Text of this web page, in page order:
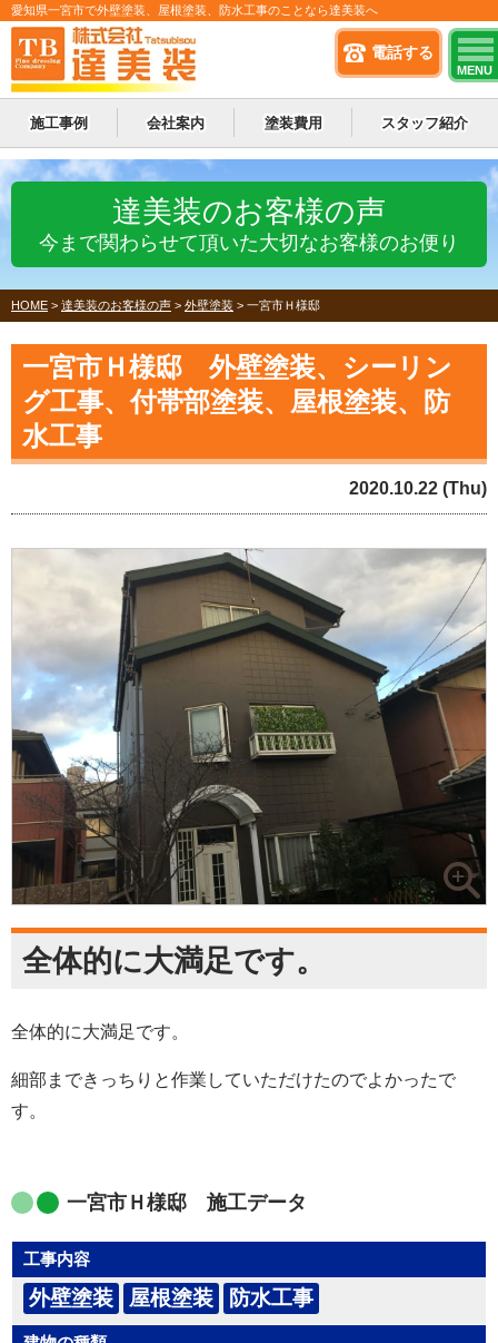
電話する
MENU
愛知県一宮市で外壁塗装、屋根塗装、防水工事のことなら達美装へ
施工事例 会社案内 塗装費用 スタッフ紹介
達美装のお客様の声
今まで関わらせて頂いた大切なお客様のお便り
HOME > 達美装のお客様の声 > 外壁塗装 > 一宮市Ｈ様邸
一宮市Ｈ様邸 外壁塗装、シーリン
グ工事、付帯部塗装、屋根塗装、防
水工事
2020.10.22 (Thu)
全体的に大満足です。
全体的に大満足です。
細部まできっちりと作業していただけたのでよかったで
す。
一宮市Ｈ様邸 施工データ
工事内容
外壁塗装 屋根塗装 防水工事